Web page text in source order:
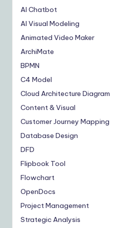
AI Chatbot
AI Visual Modeling
Animated Video Maker
ArchiMate
BPMN
C4 Model
Cloud Architecture Diagram
Content & Visual
Customer Journey Mapping
Database Design
DFD
Flipbook Tool
Flowchart
OpenDocs
Project Management
Strategic Analysis